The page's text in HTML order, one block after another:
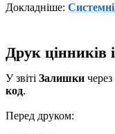
Докладніше:
Друк цінників
У звіті Залишки через
код.
Перед друком: